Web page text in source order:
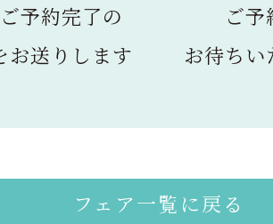
予約完了の
お送りします
ご
お待ち
フェア一覧に戻る